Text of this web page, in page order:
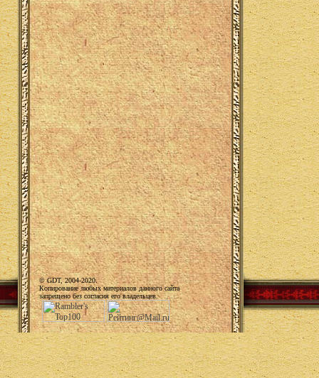
© GDT, 2004-2020.
Копирование любых материалов данного сайта
запрещено без согласия его владельцев.